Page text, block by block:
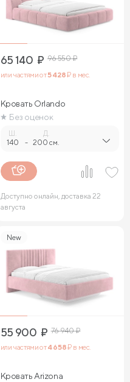
65 140 ₽ 96 550₽
или частями от5 428₽ в мес.
Кровать Orlando
Без оценок
140 -
Д.
200 см.
Доступно онлайн, доставка 22
августа
New
55 900 ₽ 76 940₽
или частями от4 658₽ в мес.
Кровать Arizona